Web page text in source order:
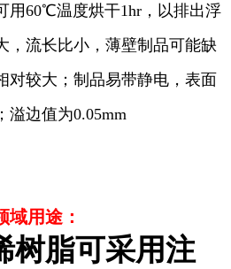
用60℃温度烘干1hr，以排出浮
，流长比小，薄壁制品可能缺
对较大；制品易带静电，表面
边值为0.05mm
域用途：
树脂可采用注